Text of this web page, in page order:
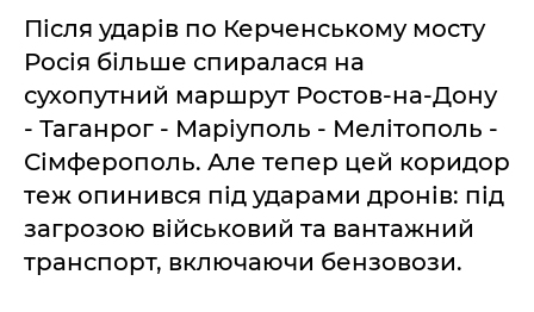
Після ударів по Керченському мосту
Росія більше спиралася на
сухопутний маршрут Ростов-на-Дону
- Таганрог - Маріуполь - Мелітополь -
Сімферополь. Але тепер цей коридор
теж опинився під ударами дронів: під
загрозою військовий та вантажний
транспорт, включаючи бензовози.